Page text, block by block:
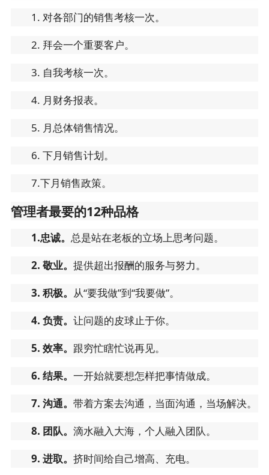
1. 对各部门的销售考核一次。
2. 拜会一个重要客户。
3. 自我考核一次。
4. 月财务报表。
5. 月总体销售情况。
6. 下月销售计划。
7.下月销售政策。
管理者最要的12种品格
1.忠诚。 总是站在老板的立场上思考问题。
2. 敬业。 提供超出报酬的服务与努力。
3. 积极。 从“要我做”到“我要做”。
4. 负责。 让问题的皮球止于你。
5. 效率。 跟穷忙瞎忙说再见。
6. 结果。 一开始就要想怎样把事情做成。
7. 沟通。 带着方案去沟通，当面沟通，当场解决。
8. 团队。 滴水融入大海，个人融入团队。
9. 进取。 挤时间给自己增高、充电。